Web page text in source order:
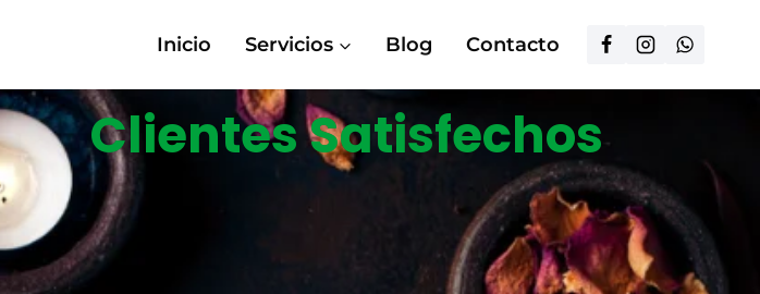
Inicio Servicios Blog Contacto
Clientes Satisfechos